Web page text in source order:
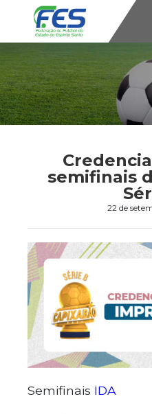
semifinais
22 de
Semifinais IDA